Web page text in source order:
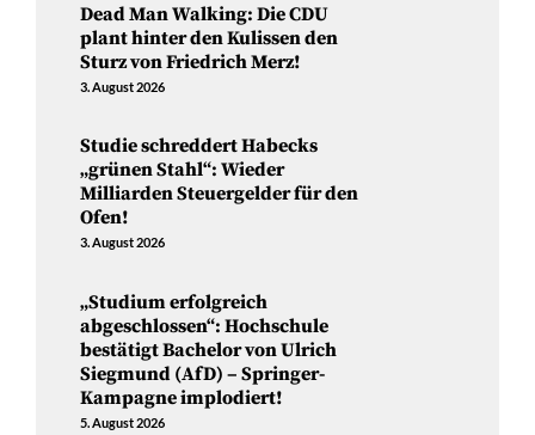
Dead Man Walking: Die CDU
plant hinter den Kulissen den
Sturz von Friedrich Merz!
3. August 2026
Studie schreddert Habecks
„grünen Stahl“: Wieder
Milliarden Steuergelder für den
Ofen!
3. August 2026
„Studium erfolgreich
abgeschlossen“: Hochschule
bestätigt Bachelor von Ulrich
Siegmund (AfD) – Springer-
Kampagne implodiert!
5. August 2026